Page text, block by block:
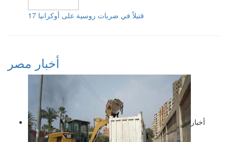
17 قتيلاً في ضربات روسية على أوكرانيا
أخبار مصر
أخبار